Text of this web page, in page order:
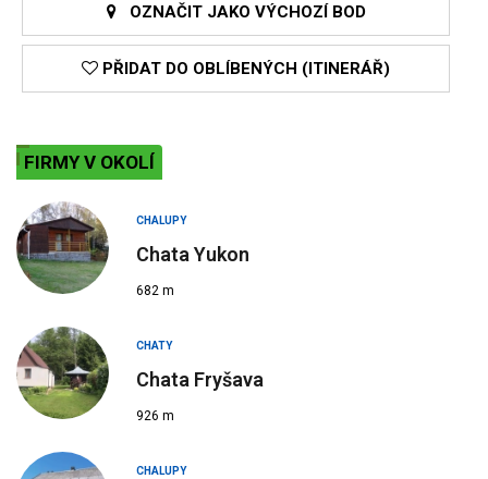
OZNAČIT JAKO VÝCHOZÍ BOD
PŘIDAT DO OBLÍBENÝCH (ITINERÁŘ)
FIRMY V OKOLÍ
CHALUPY
Chata Yukon
682 m
CHATY
Chata Fryšava
926 m
CHALUPY